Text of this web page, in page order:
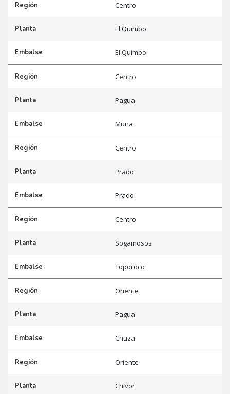
Región Centro
Planta El Quimbo
Embalse El Quimbo
Región Centro
Planta Pagua
Embalse Muna
Región Centro
Planta Prado
Embalse Prado
Región Centro
Planta Sogamosos
Embalse Toporoco
Región Oriente
Planta Pagua
Embalse Chuza
Región Oriente
Planta Chivor